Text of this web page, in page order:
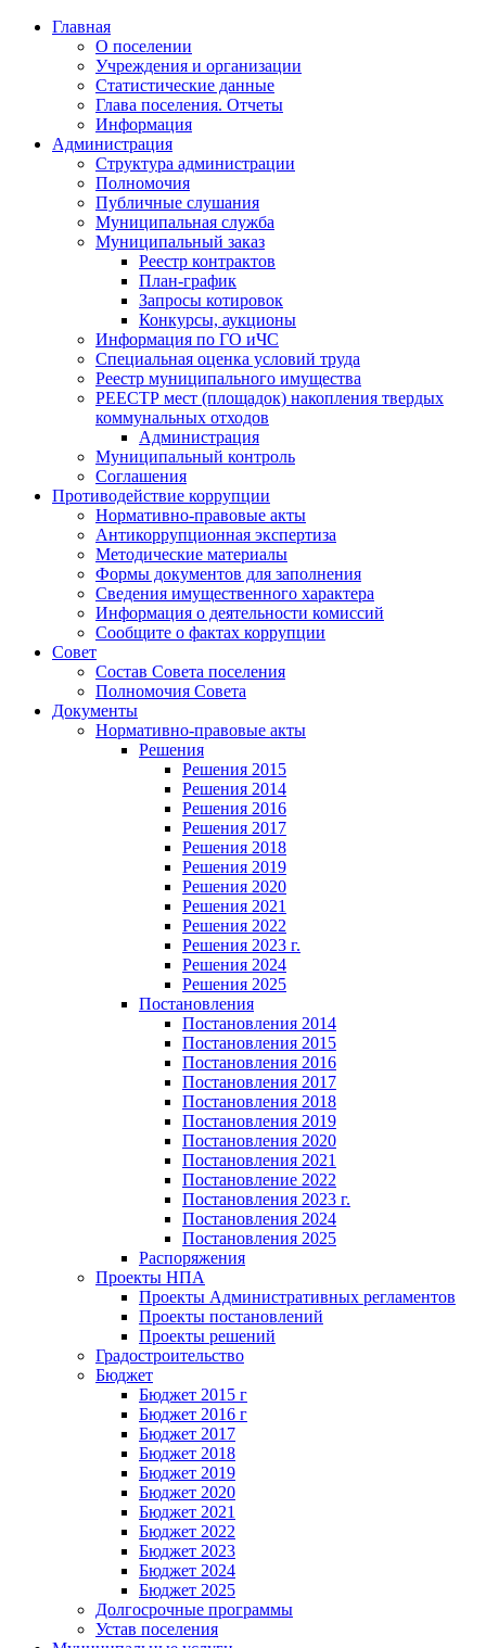
Главная
О поселении
Учреждения и организации
Статистические данные
Глава поселения. Отчеты
Информация
Администрация
Структура администрации
Полномочия
Публичные слушания
Муниципальная служба
Муниципальный заказ
Реестр контрактов
План-график
Запросы котировок
Конкурсы, аукционы
Информация по ГО иЧС
Специальная оценка условий труда
Реестр муниципального имущества
РЕЕСТР мест (площадок) накопления твердых
коммунальных отходов
Администрация
Муниципальный контроль
Соглашения
Противодействие коррупции
Нормативно-правовые акты
Антикоррупционная экспертиза
Методические материалы
Формы документов для заполнения
Сведения имущественного характера
Информация о деятельности комиссий
Сообщите о фактах коррупции
Совет
Состав Совета поселения
Полномочия Совета
Документы
Нормативно-правовые акты
Решения
Решения 2015
Решения 2014
Решения 2016
Решения 2017
Решения 2018
Решения 2019
Решения 2020
Решения 2021
Решения 2022
Решения 2023 г.
Решения 2024
Решения 2025
Постановления
Постановления 2014
Постановления 2015
Постановления 2016
Постановления 2017
Постановления 2018
Постановления 2019
Постановления 2020
Постановления 2021
Постановление 2022
Постановления 2023 г.
Постановления 2024
Постановления 2025
Распоряжения
Проекты НПА
Проекты Административных регламентов
Проекты постановлений
Проекты решений
Градостроительство
Бюджет
Бюджет 2015 г
Бюджет 2016 г
Бюджет 2017
Бюджет 2018
Бюджет 2019
Бюджет 2020
Бюджет 2021
Бюджет 2022
Бюджет 2023
Бюджет 2024
Бюджет 2025
Долгосрочные программы
Устав поселения